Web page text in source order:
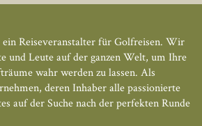
Reiseveranstalter für Golfreisen. Wir
und Leute auf der ganzen Welt, um Ihre
wahr werden zu lassen. Als
deren Inhaber alle passionierte
auf der Suche nach der perfekten Runde